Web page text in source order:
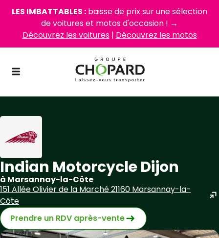
LES IMBATTABLES : baisse de prix sur une sélection
de voitures et motos d'occasion ! →
Découvrez les voitures| Découvrez les motos
Indian Motorcycle Dijon
à Marsannay-la-Côte
151 Allée Olivier de la Marché 21160 Marsannay-la-
Côte
Prendre un RDV après-vente